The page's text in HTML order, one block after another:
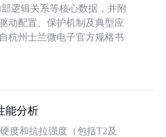
逻辑关系等核心数据，并附
动配置、保护机制及典型应
杭州士兰微电子官方规格书
能分析
度和抗拉强度（包括T2及